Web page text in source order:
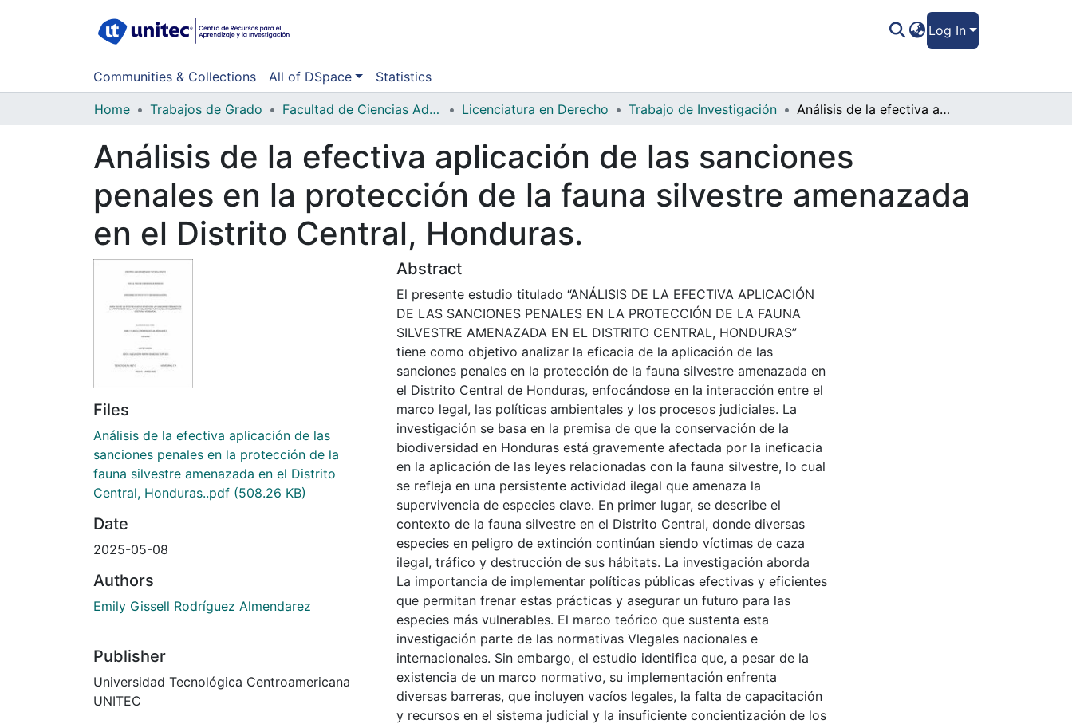
Log In
Communities & Collections All of DSpace Statistics
Home Trabajos de Grado Facultad de Ciencias Administrativas y Sociales Licenciatura en Derecho Trabajo de Investigación Análisis de la efectiva aplicación de las sanciones penales en la protección de la fauna silvestre amenazada en el Distrito Central, Honduras.
Análisis de la efectiva aplicación de las sanciones
penales en la protección de la fauna silvestre amenazada
en el Distrito Central, Honduras.
Files
Análisis de la efectiva aplicación de las
sanciones penales en la protección de la
fauna silvestre amenazada en el Distrito
Central, Honduras..pdf (508.26 KB)
Date
2025-05-08
Authors
Emily Gissell Rodríguez Almendarez
Publisher
Universidad Tecnológica Centroamericana
UNITEC
Abstract
El presente estudio titulado “ANÁLISIS DE LA EFECTIVA APLICACIÓN
DE LAS SANCIONES PENALES EN LA PROTECCIÓN DE LA FAUNA
SILVESTRE AMENAZADA EN EL DISTRITO CENTRAL, HONDURAS”
tiene como objetivo analizar la eficacia de la aplicación de las
sanciones penales en la protección de la fauna silvestre amenazada en
el Distrito Central de Honduras, enfocándose en la interacción entre el
marco legal, las políticas ambientales y los procesos judiciales. La
investigación se basa en la premisa de que la conservación de la
biodiversidad en Honduras está gravemente afectada por la ineficacia
en la aplicación de las leyes relacionadas con la fauna silvestre, lo cual
se refleja en una persistente actividad ilegal que amenaza la
supervivencia de especies clave. En primer lugar, se describe el
contexto de la fauna silvestre en el Distrito Central, donde diversas
especies en peligro de extinción continúan siendo víctimas de caza
ilegal, tráfico y destrucción de sus hábitats. La investigación aborda
La importancia de implementar políticas públicas efectivas y eficientes
que permitan frenar estas prácticas y asegurar un futuro para las
especies más vulnerables. El marco teórico que sustenta esta
investigación parte de las normativas Vlegales nacionales e
internacionales. Sin embargo, el estudio identifica que, a pesar de la
existencia de un marco normativo, su implementación enfrenta
diversas barreras, que incluyen vacíos legales, la falta de capacitación
y recursos en el sistema judicial y la insuficiente concientización de los